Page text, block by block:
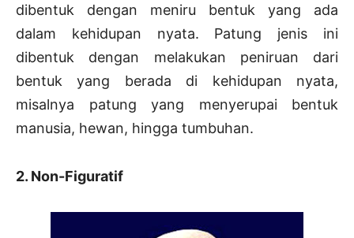
dibentuk dengan meniru bentuk yang ada
dalam kehidupan nyata. Patung jenis ini
dibentuk dengan melakukan peniruan dari
bentuk yang berada di kehidupan nyata,
misalnya patung yang menyerupai bentuk
manusia, hewan, hingga tumbuhan.
2. Non-Figuratif